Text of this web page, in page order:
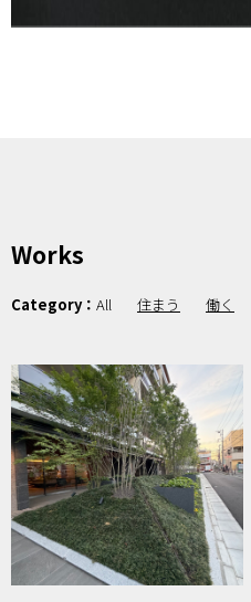
Works
Category： All 住まう 働く